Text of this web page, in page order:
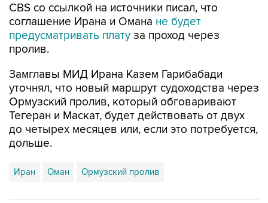
CBS со ссылкой на источники писал, что
соглашение Ирана и Омана не будет
предусматривать плату за проход через
пролив.
Замглавы МИД Ирана Казем Гарибабади
уточнял, что новый маршрут судоходства через
Ормузский пролив, который обговаривают
Тегеран и Маскат, будет действовать от двух
до четырех месяцев или, если это потребуется,
дольше.
Иран Оман Ормузский пролив